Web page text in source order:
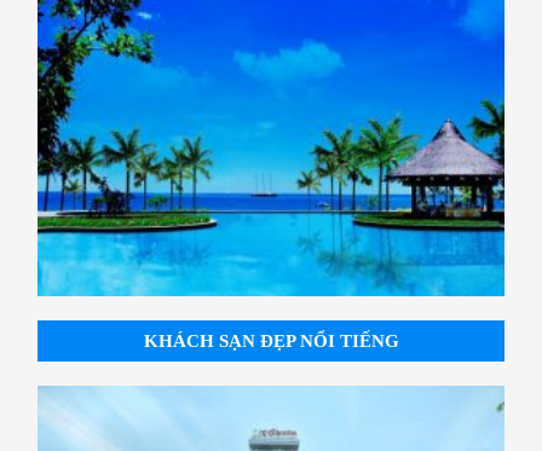
KHÁCH SẠN ĐẸP NỔI TIẾNG